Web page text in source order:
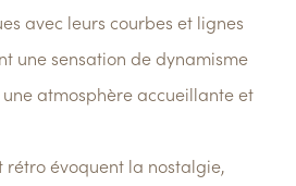
avec leurs courbes et lignes
une sensation de dynamisme
atmosphère accueillante et
rétro évoquent la nostalgie,